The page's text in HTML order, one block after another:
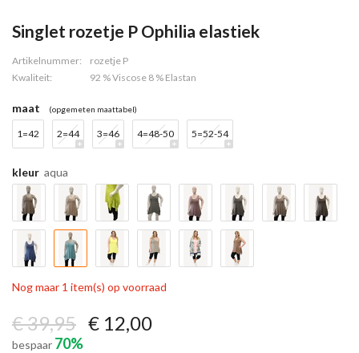
Singlet rozetje P Ophilia elastiek
Artikelnummer:
rozetje P
Kwaliteit:
92 % Viscose 8 % Elastan
maat (opgemeten maattabel)
1=42 2=44 3=46 4=48-50 5=52-54
kleur aqua
Nog maar 1 item(s) op voorraad
€ 39,95 € 12,00
bespaar 70%